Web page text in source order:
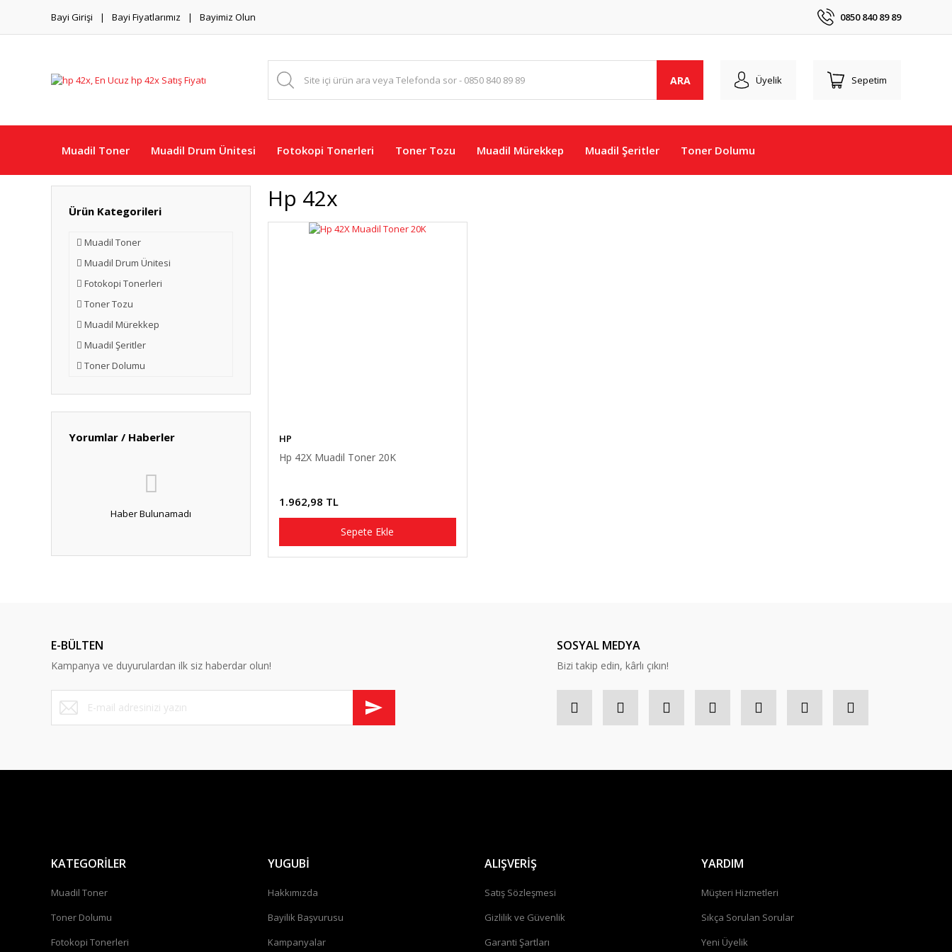
Bayi Girişi Bayi Fiyatlarımız Bayimiz Olun 0850 840 89 89
ARA Üyelik Sepetim
Muadil Toner Muadil Drum Ünitesi Fotokopi Tonerleri Toner Tozu Muadil Mürekkep Muadil Şeritler Toner Dolumu
Ürün Kategorileri
Muadil Toner
Muadil Drum Ünitesi
Fotokopi Tonerleri
Toner Tozu
Muadil Mürekkep
Muadil Şeritler
Toner Dolumu
Yorumlar / Haberler
Haber Bulunamadı
Hp 42x
HP
Hp 42X Muadil Toner 20K
1.962,98 TL
Sepete Ekle
E-BÜLTEN
Kampanya ve duyurulardan ilk siz haberdar olun!
SOSYAL MEDYA
Bizi takip edin, kârlı çıkın!
KATEGORİLER
Muadil Toner
Toner Dolumu
Fotokopi Tonerleri
YUGUBİ
Hakkımızda
Bayilik Başvurusu
Kampanyalar
ALIŞVERİŞ
Satış Sözleşmesi
Gizlilik ve Güvenlik
Garanti Şartları
YARDIM
Müşteri Hizmetleri
Sıkça Sorulan Sorular
Yeni Üyelik